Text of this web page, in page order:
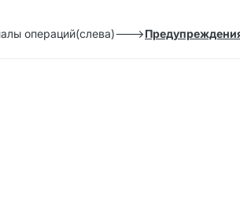
операций(слева)--->